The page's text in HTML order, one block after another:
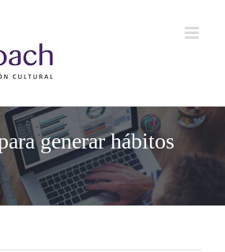
generar hábitos